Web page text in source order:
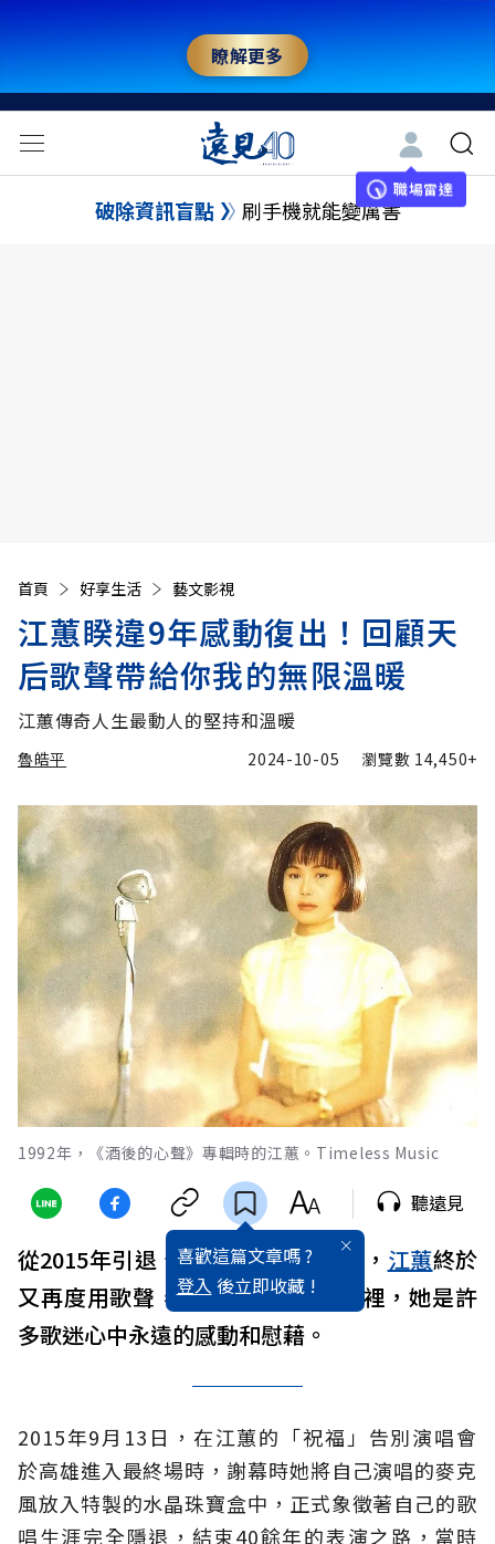
瞭解更多
職場雷達
破除資訊盲點 刷手機就能變厲害
首頁 好享生活 藝文影視
江蕙睽違9年感動復出！回顧天
后歌聲帶給你我的無限溫暖
江蕙傳奇人生最動人的堅持和溫暖
魯皓平 2024-10-05 瀏覽數 14,450+
1992年，《酒後的心聲》專輯時的江蕙。Timeless Music
喜歡這篇文章嗎 ?
登入 後立即收藏 !
聽遠見
從2015年引退、到2024年正式復出， 江蕙終於
又再度用歌聲，唱進每個人的心坎裡，她是許
多歌迷心中永遠的感動和慰藉。
2015年9月13日，在江蕙的「祝福」告別演唱會
於高雄進入最終場時，謝幕時她將自己演唱的麥克
風放入特製的水晶珠寶盒中，正式象徵著自己的歌
唱生涯完全隱退，結束40餘年的表演之路，當時